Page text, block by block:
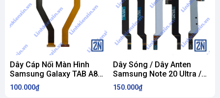
Dây Cáp Nối Màn Hình
Samsung Galaxy TAB A8
10.5 X200 / X205 ZIN
100.000₫
Dây Sóng / Dây Anten
Samsung Note 20 Ultra /
N20U / N986B / N986N /
N986U ZIN
150.000₫